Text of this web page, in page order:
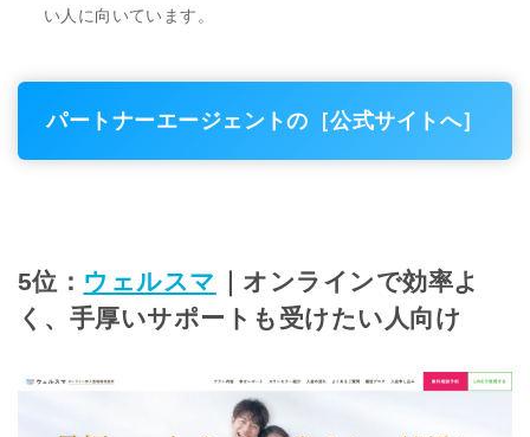
い人に向いています。
パートナーエージェントの［公式サイトへ］
5位： ウェルスマ
｜オンラインで効率よ
く、手厚いサポートも受けたい人向け